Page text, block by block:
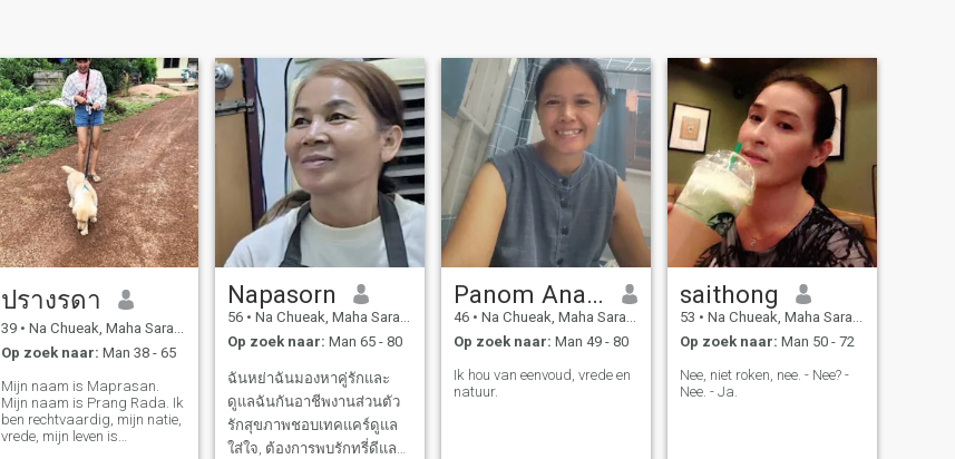
ปรางรดา
39 • Na Chueak, Maha Sarakham, Thailand
Op zoek naar: Man 38 - 65
Mijn naam is Maprasan.
Mijn naam is Prang Rada. Ik
ben rechtvaardig, mijn natie,
vrede, mijn leven is
Napasorn
56 • Na Chueak, Maha Sarakham, Thailand
Op zoek naar: Man 65 - 80
ฉันหย่าฉันมองหาคู่รักและ
ดูแลฉันกันอาชีพงานส่วนตัว
รักสุขภาพชอบเทคแคร์ดูแล
ใส่ใจ, ต้องการพบรักทรี่ดีและ
Panom Ananta
46 • Na Chueak, Maha Sarakham, Thailand
Op zoek naar: Man 49 - 80
Ik hou van eenvoud, vrede en
natuur.
saithong
53 • Na Chueak, Maha Sarakham, Thailand
Op zoek naar: Man 50 - 72
Nee, niet roken, nee. - Nee? -
Nee. - Ja.